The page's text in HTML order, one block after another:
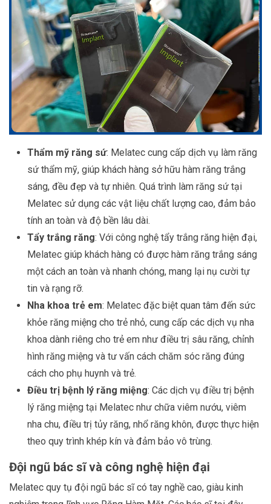
Thẩm mỹ răng sứ: Melatec cung cấp dịch vụ làm răng
sứ thẩm mỹ, giúp khách hàng sở hữu hàm răng trắng
sáng, đều đẹp và tự nhiên. Quá trình làm răng sứ tại
Melatec sử dụng các vật liệu chất lượng cao, đảm bảo
tính an toàn và độ bền lâu dài.
Tẩy trắng răng: Với công nghệ tẩy trắng răng hiện đại,
Melatec giúp khách hàng có được hàm răng trắng sáng
một cách an toàn và nhanh chóng, mang lại nụ cười tự
tin và rạng rỡ.
Nha khoa trẻ em: Melatec đặc biệt quan tâm đến sức
khỏe răng miệng cho trẻ nhỏ, cung cấp các dịch vụ nha
khoa dành riêng cho trẻ em như điều trị sâu răng, chỉnh
hình răng miệng và tư vấn cách chăm sóc răng đúng
cách cho phụ huynh và trẻ.
Điều trị bệnh lý răng miệng: Các dịch vụ điều trị bệnh
lý răng miệng tại Melatec như chữa viêm nướu, viêm
nha chu, điều trị tủy răng, nhổ răng khôn, được thực hiện
theo quy trình khép kín và đảm bảo vô trùng.
Đội ngũ bác sĩ và công nghệ hiện đại
Melatec quy tụ đội ngũ bác sĩ có tay nghề cao, giàu kinh